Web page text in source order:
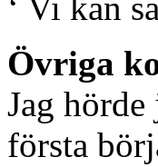
‘ Vi kan
Övriga
Jag
första